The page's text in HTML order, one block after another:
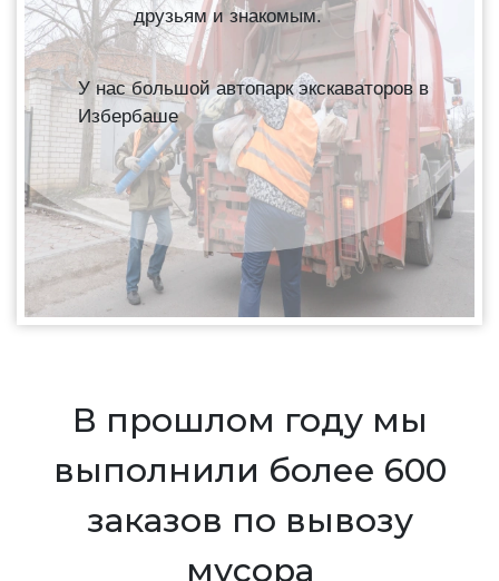
друзьям и знакомым.
У нас большой автопарк экскаваторов в
Избербаше
В прошлом году мы
выполнили более 600
заказов по вывозу
мусора